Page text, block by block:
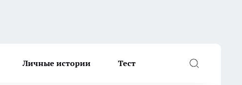
Личные истории Тест